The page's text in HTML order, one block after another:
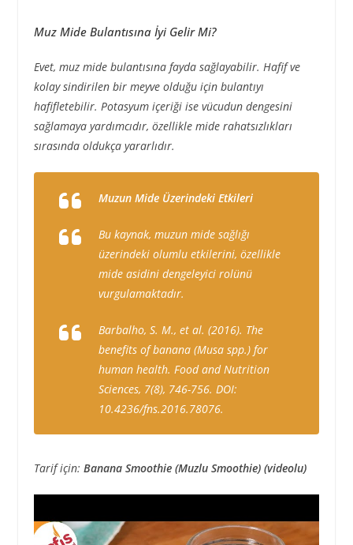
Muz Mide Bulantısına İyi Gelir Mi?
Evet, muz mide bulantısına fayda sağlayabilir. Hafif ve
kolay sindirilen bir meyve olduğu için bulantıyı
hafifletebilir. Potasyum içeriği ise vücudun dengesini
sağlamaya yardımcıdır, özellikle mide rahatsızlıkları
sırasında oldukça yararlıdır.
Muzun Mide Üzerindeki Etkileri
Bu kaynak, muzun mide sağlığı
üzerindeki olumlu etkilerini, özellikle
mide asidini dengeleyici rolünü
vurgulamaktadır.
Barbalho, S. M., et al. (2016). The
benefits of banana (Musa spp.) for
human health. Food and Nutrition
Sciences, 7(8), 746-756. DOI:
10.4236/fns.2016.78076.
Tarif için: Banana Smoothie (Muzlu Smoothie) (videolu)